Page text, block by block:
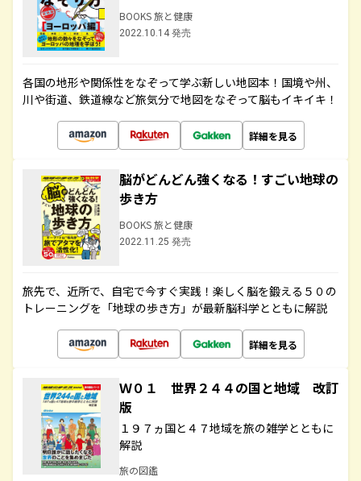
BOOKS 旅と健康
2022.10.14 発売
各国の地形や関係性をなぞって学ぶ新しい地図本！国境や州、
川や街道、鉄道線など旅気分で地図をなぞって脳もイキイキ！
詳細を見る
脳がどんどん強くなる！すごい地球の
歩き方
BOOKS 旅と健康
2022.11.25 発売
旅先で、近所で、自宅で今すぐ実践！楽しく脳を鍛える５０の
トレーニングを「地球の歩き方」が最新脳科学とともに解説
詳細を見る
Ｗ０１ 世界２４４の国と地域 改訂
版
１９７ヵ国と４７地域を旅の雑学とともに
解説
旅の図鑑